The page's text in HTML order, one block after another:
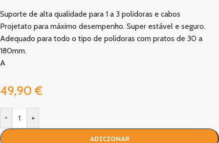
Suporte de alta qualidade para 1 a 3 polidoras e cabos
Projetato para máximo desempenho. Super estável e seguro.
Adequado para todo o tipo de polidoras com pratos de 30 a
180mm.
A
49,90 €
- +
ADICIONAR